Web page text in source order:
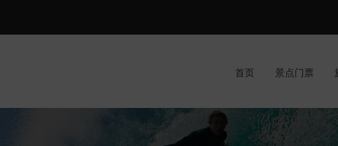
首页 景点门票